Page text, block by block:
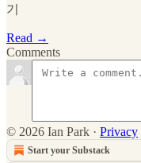
기
Read →
Comments
© 2026 Ian Park · Privacy
Start your Substack